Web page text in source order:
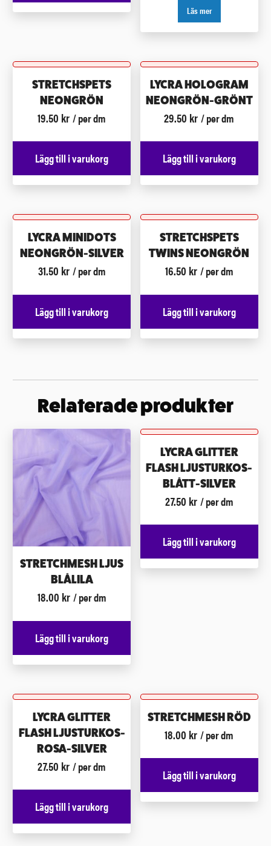
Läs mer
STRETCHSPETS
NEONGRÖN
19.50 kr / per dm
Lägg till i varukorg
LYCRA HOLOGRAM
NEONGRÖN-GRÖNT
29.50 kr / per dm
Lägg till i varukorg
LYCRA MINIDOTS
NEONGRÖN-SILVER
31.50 kr / per dm
Lägg till i varukorg
STRETCHSPETS
TWINS NEONGRÖN
16.50 kr / per dm
Lägg till i varukorg
Relaterade produkter
STRETCHMESH LJUS
BLÅLILA
18.00 kr / per dm
Lägg till i varukorg
LYCRA GLITTER
FLASH LJUSTURKOS-
BLÅTT-SILVER
27.50 kr / per dm
Lägg till i varukorg
LYCRA GLITTER
FLASH LJUSTURKOS-
ROSA-SILVER
27.50 kr / per dm
Lägg till i varukorg
STRETCHMESH RÖD
18.00 kr / per dm
Lägg till i varukorg